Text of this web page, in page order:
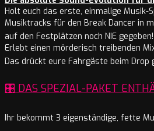
Holt euch das erste, einmalige Musik-
Musiktracks für den Break Dancer in
auf den Festplätzen noch NIE gegeben!
Erlebt einen mörderisch treibenden
Das drückt eure Fahrgäste beim Drop
🎛️ DAS SPEZIAL-PAKET
Ihr bekommt 3 eigenständige, fette